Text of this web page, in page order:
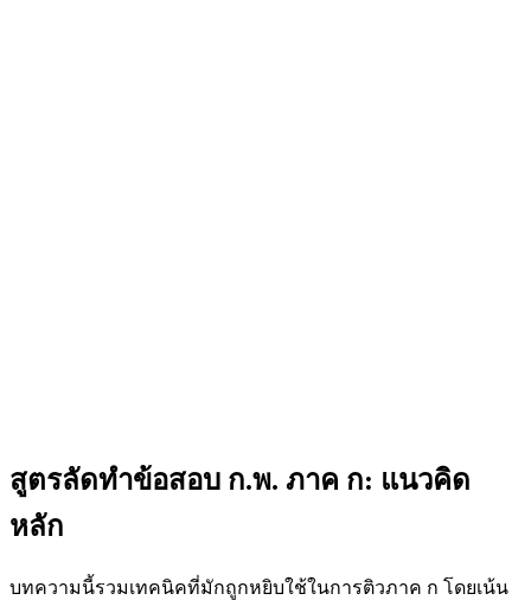
สูตรลัดทำข้อสอบ ก.พ. ภาค ก: แนวคิด
หลัก
บทความนี้รวมเทคนิคที่มักถูกหยิบใช้ในการติวภาค ก โดยเน้น